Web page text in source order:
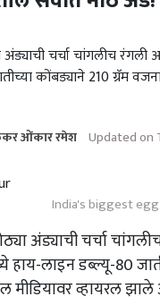
चर्चा चांगलीच
कोंबड्याने 210 ग्रॅम
ओंकार रमेश Updated on
India's biggest
अंड्याची चर्चा
हाय-लाइन डब्ल्यू-80
मीडियावर व्हायरल